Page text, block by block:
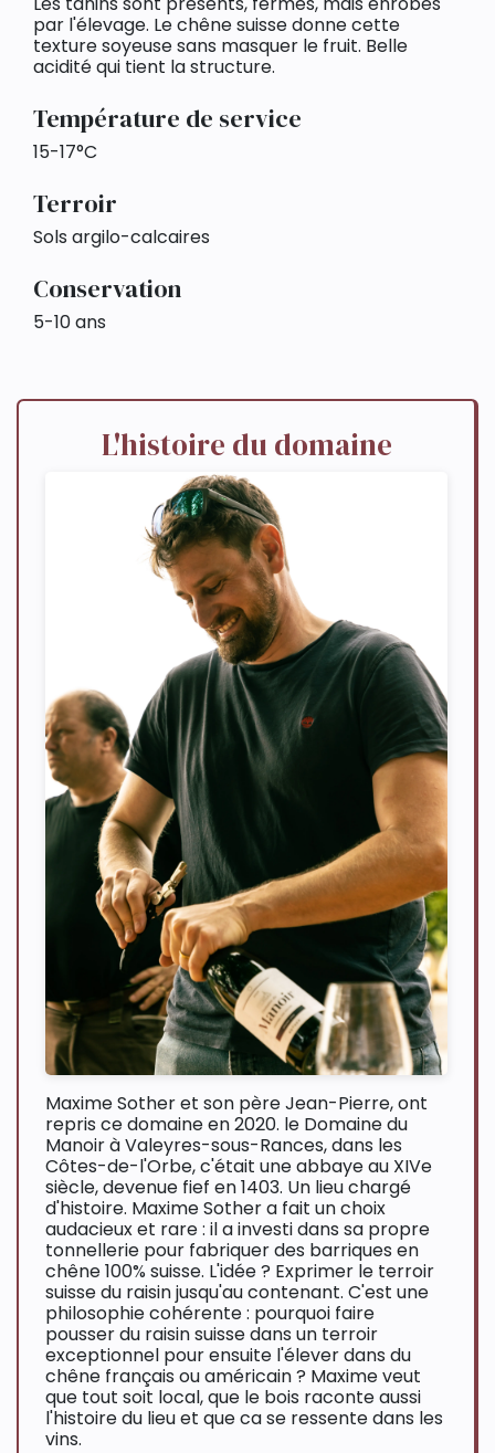
par l'élevage. Le chêne suisse donne cette
texture soyeuse sans masquer le fruit. Belle
acidité qui tient la structure.
Température de service
15-17°C
Terroir
Sols argilo-calcaires
Conservation
5-10 ans
L'histoire du domaine
Maxime Sother et son père Jean-Pierre, ont
repris ce domaine en 2020. le Domaine du
Manoir à Valeyres-sous-Rances, dans les
Côtes-de-l'Orbe, c'était une abbaye au XIVe
siècle, devenue fief en 1403. Un lieu chargé
d'histoire. Maxime Sother a fait un choix
audacieux et rare : il a investi dans sa propre
tonnellerie pour fabriquer des barriques en
chêne 100% suisse. L'idée ? Exprimer le terroir
suisse du raisin jusqu'au contenant. C'est une
philosophie cohérente : pourquoi faire
pousser du raisin suisse dans un terroir
exceptionnel pour ensuite l'élever dans du
chêne français ou américain ? Maxime veut
que tout soit local, que le bois raconte aussi
l'histoire du lieu et que ca se ressente dans les
vins.